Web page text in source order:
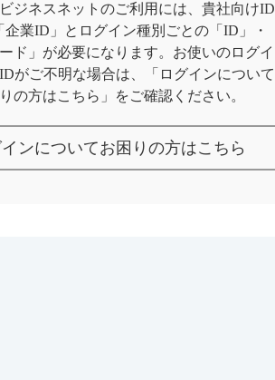
ジネスネットのご利用には、貴社向けID
企業ID」とログイン種別ごとの「ID」・
ード」が必要になります。お使いのログイ
がご不明な場合は、「ログインについて
の方はこちら」をご確認ください。
インについてお困りの方はこちら